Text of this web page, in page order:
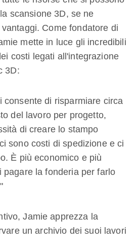
scansione 3D, se ne
Come fondatore di
mette in luce gli incredibili
costi legati all'integrazione
3D:
consente di risparmiare circa
del lavoro per progetto,
di creare lo stampo
sono costi di spedizione e ci
È più economico e più
pagare la fonderia per farlo
Jamie apprezza la
un archivio dei suoi lavori